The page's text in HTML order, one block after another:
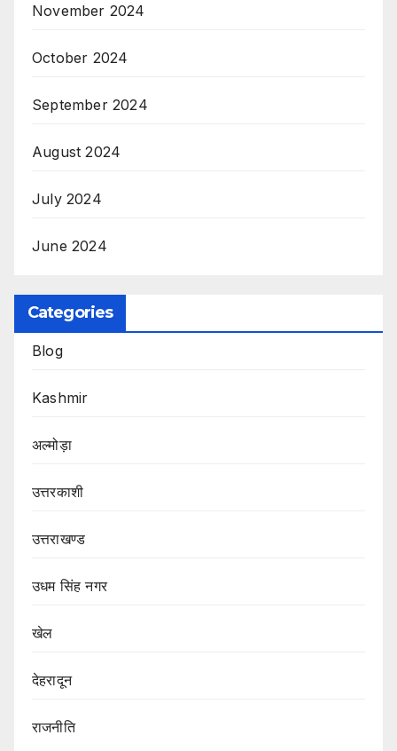
November 2024
October 2024
September 2024
August 2024
July 2024
June 2024
Categories
Blog
Kashmir
अल्मोड़ा
उत्तरकाशी
उत्तराखण्ड
उधम सिंह नगर
खेल
देहरादून
राजनीति